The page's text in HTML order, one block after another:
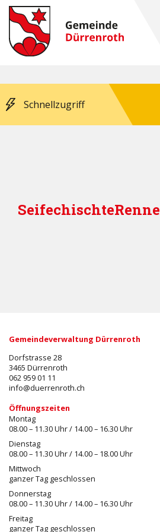
Schnellzugriff
SeifechischteRenne
Gemeindeverwaltung Dürrenroth
Dorfstrasse 28
3465 Dürrenroth
062 959 01 11
info@duerrenroth.ch
Öffnungszeiten
Montag
08.00 – 11.30 Uhr / 14.00 – 16.30 Uhr
Dienstag
08.00 – 11.30 Uhr / 14.00 – 18.00 Uhr
Mittwoch
ganzer Tag geschlossen
Donnerstag
08.00 – 11.30 Uhr / 14.00 – 16.30 Uhr
Freitag
ganzer Tag geschlossen